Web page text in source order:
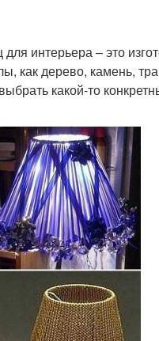
интерьера – это
как дерево, камень,
какой-то